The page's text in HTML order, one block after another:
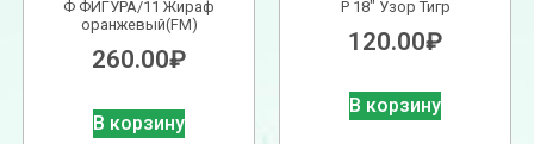
Ф ФИГУРА/11 Жираф
оранжевый(FM)
260.00₽
В корзину
Р 18″ Узор Тигр
120.00₽
В корзину